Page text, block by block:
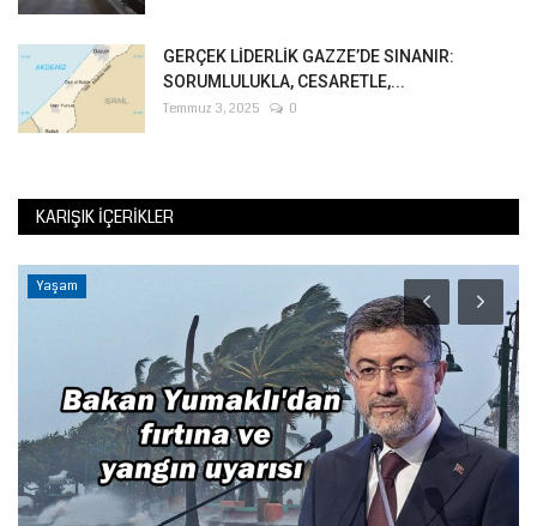
GERÇEK LİDERLİK GAZZE’DE SINANIR:
SORUMLULUKLA, CESARETLE,...
Temmuz 3, 2025 0
KARIŞIK İÇERIKLER
Yaşam